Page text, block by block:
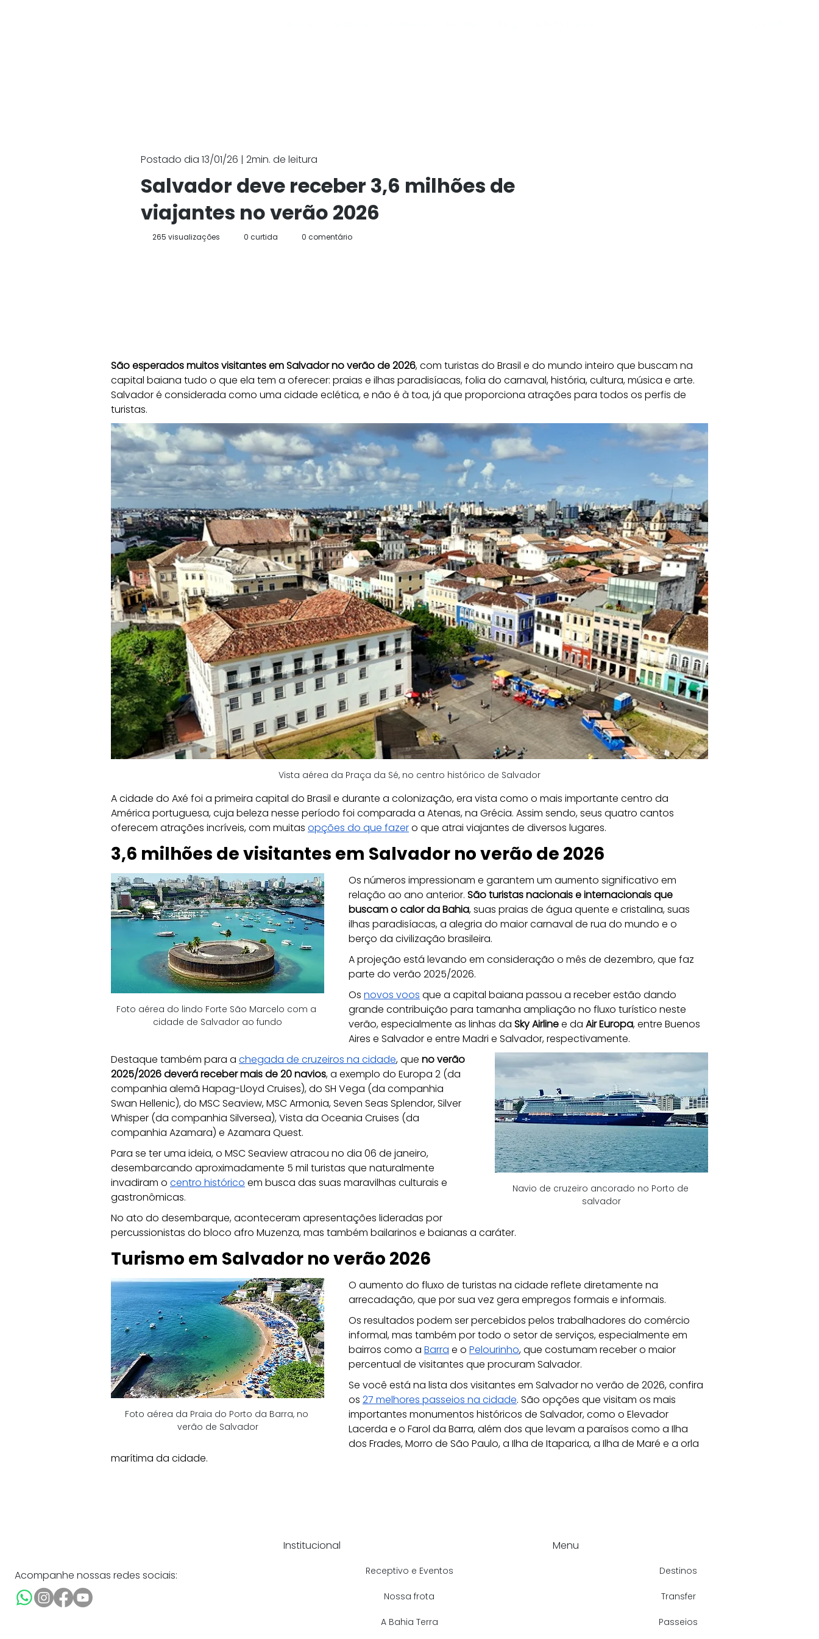
Postado dia 13/01/26 | 2min. de leitura
Salvador deve receber 3,6 milhões de
viajantes no verão 2026
0 comentário
0 curtida
265 visualizações
São esperados muitos visitantes em Salvador no verão de 2026, com turistas do Brasil e do mundo inteiro que buscam na
capital baiana tudo o que ela tem a oferecer: praias e ilhas paradisíacas, folia do carnaval, história, cultura, música e arte.
Salvador é considerada como uma cidade eclética, e não é à toa, já que proporciona atrações para todos os perfis de
turistas.
Vista aérea da Praça da Sé, no centro histórico de Salvador
A cidade do Axé foi a primeira capital do Brasil e durante a colonização, era vista como o mais importante centro da
América portuguesa, cuja beleza nesse período foi comparada a Atenas, na Grécia. Assim sendo, seus quatro cantos
oferecem atrações incríveis, com muitas opções do que fazer o que atrai viajantes de diversos lugares.
3,6 milhões de visitantes em Salvador no verão de 2026
Foto aérea do lindo Forte São Marcelo com a
cidade de Salvador ao fundo
Os números impressionam e garantem um aumento significativo em
relação ao ano anterior. São turistas nacionais e internacionais que
buscam o calor da Bahia, suas praias de água quente e cristalina, suas
ilhas paradisíacas, a alegria do maior carnaval de rua do mundo e o
berço da civilização brasileira.
A projeção está levando em consideração o mês de dezembro, que faz
parte do verão 2025/2026.
Os novos voos que a capital baiana passou a receber estão dando
grande contribuição para tamanha ampliação no fluxo turístico neste
verão, especialmente as linhas da Sky Airline e da Air Europa, entre Buenos
Aires e Salvador e entre Madri e Salvador, respectivamente.
Navio de cruzeiro ancorado no Porto de
salvador
Destaque também para a chegada de cruzeiros na cidade, que no verão
2025/2026 deverá receber mais de 20 navios, a exemplo do Europa 2 (da
companhia alemã Hapag-Lloyd Cruises), do SH Vega (da companhia
Swan Hellenic), do MSC Seaview, MSC Armonia, Seven Seas Splendor, Silver
Whisper (da companhia Silversea), Vista da Oceania Cruises (da
companhia Azamara) e Azamara Quest.
Para se ter uma ideia, o MSC Seaview atracou no dia 06 de janeiro,
desembarcando aproximadamente 5 mil turistas que naturalmente
invadiram o centro histórico em busca das suas maravilhas culturais e
gastronômicas.
No ato do desembarque, aconteceram apresentações lideradas por
percussionistas do bloco afro Muzenza, mas também bailarinos e baianas a caráter.
Turismo em Salvador no verão 2026
Foto aérea da Praia do Porto da Barra, no
verão de Salvador
O aumento do fluxo de turistas na cidade reflete diretamente na
arrecadação, que por sua vez gera empregos formais e informais.
Os resultados podem ser percebidos pelos trabalhadores do comércio
informal, mas também por todo o setor de serviços, especialmente em
bairros como a Barra e o Pelourinho, que costumam receber o maior
percentual de visitantes que procuram Salvador.
Se você está na lista dos visitantes em Salvador no verão de 2026, confira
os 27 melhores passeios na cidade. São opções que visitam os mais
importantes monumentos históricos de Salvador, como o Elevador
Lacerda e o Farol da Barra, além dos que levam a paraísos como a Ilha
dos Frades, Morro de São Paulo, a Ilha de Itaparica, a Ilha de Maré e a orla
marítima da cidade.
Acompanhe nossas redes sociais:
Institucional
Receptivo e Eventos
Nossa frota
A Bahia Terra
Menu
Destinos
Transfer
Passeios